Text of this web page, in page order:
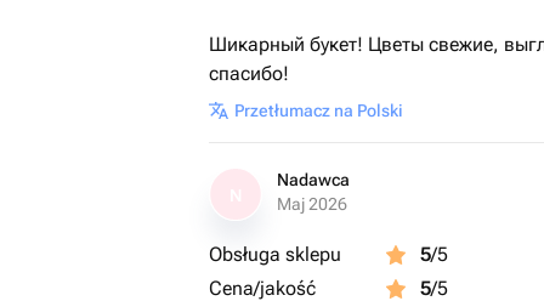
Шикарный букет! Цветы свежие,
спасибо!
Przetłumacz na Polski
Nadawca
Maj 2026
Obsługa sklepu 5/5
Cena/jakość
5/5